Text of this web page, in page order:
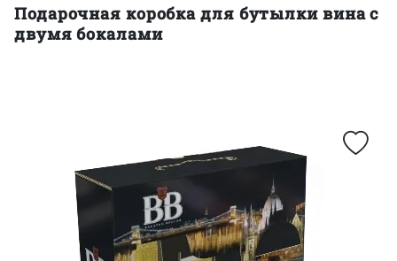
Подарочная коробка для бутылки вина с
двумя бокалами